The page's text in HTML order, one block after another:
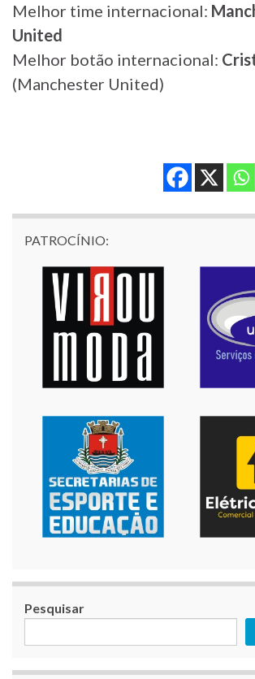
Melhor time internacional:
United
Melhor botão internacional:
(Manchester United)
PATROCÍNIO:
Pesquisar